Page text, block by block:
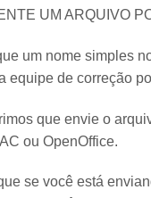
UM ARQUIVO
um nome simples
equipe de correção
que envie o
ou OpenOffice.
se você está